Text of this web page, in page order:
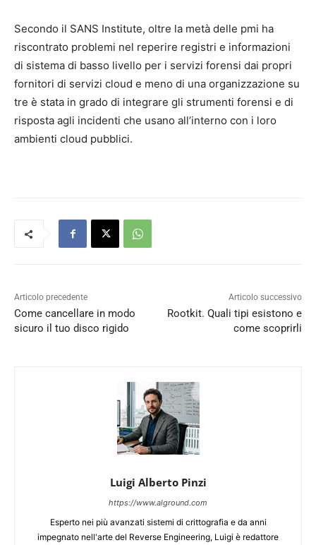
Secondo il SANS Institute, oltre la metà delle pmi ha
riscontrato problemi nel reperire registri e informazioni
di sistema di basso livello per i servizi forensi dai propri
fornitori di servizi cloud e meno di una organizzazione su
tre è stata in grado di integrare gli strumenti forensi e di
risposta agli incidenti che usano all’interno con i loro
ambienti cloud pubblici.
Articolo precedente
Come cancellare in modo
sicuro il tuo disco rigido
Articolo successivo
Rootkit. Quali tipi esistono e
come scoprirli
Luigi Alberto Pinzi
https://www.alground.com
Esperto nei più avanzati sistemi di crittografia e da anni
impegnato nell'arte del Reverse Engineering, Luigi è redattore